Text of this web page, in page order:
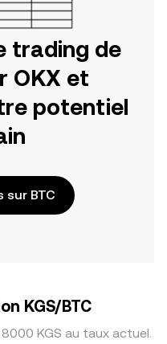
trading de
OKX et
potentiel
sur BTC
KGS/BTC
KGS au taux actuel.